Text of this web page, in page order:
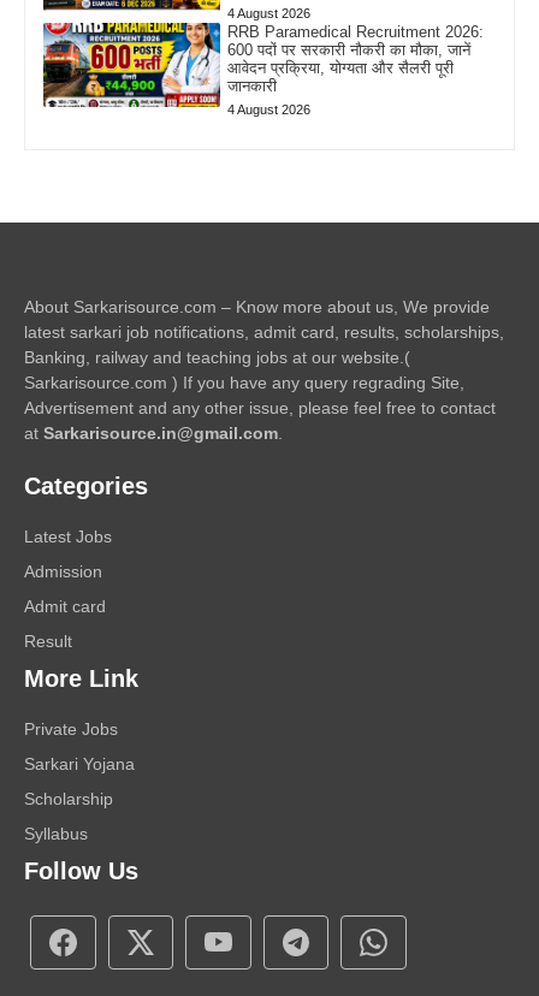
4 August 2026
RRB Paramedical Recruitment 2026:
600 पदों पर सरकारी नौकरी का मौका, जानें
आवेदन प्रक्रिया, योग्यता और सैलरी पूरी
जानकारी
4 August 2026
About Sarkarisource.com – Know more about us, We provide
latest sarkari job notifications, admit card, results, scholarships,
Banking, railway and teaching jobs at our website.(
Sarkarisource.com ) If you have any query regrading Site,
Advertisement and any other issue, please feel free to contact
at Sarkarisource.in@gmail.com
Categories
Latest Jobs
Admission
Admit card
Result
More Link
Private Jobs
Sarkari Yojana
Scholarship
Syllabus
Follow Us